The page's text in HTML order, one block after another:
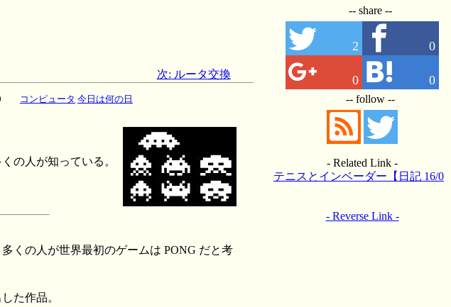
次: ルータ交換
コンピュータ 今日は何の日
の人が知っている。
くの人が世界最初のゲームは PONG だと考
た作品。
-- share --
2 0
0 0
-- follow --
- Related Link -
テニスとインベーダー【日記 16/0
- Reverse Link -